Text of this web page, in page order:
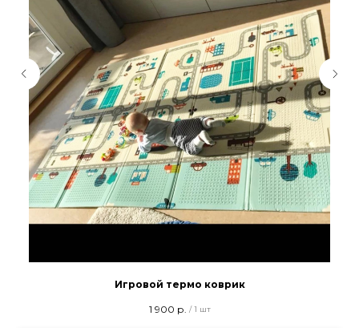
Игровой термо коврик
1 900 р. / 1 шт